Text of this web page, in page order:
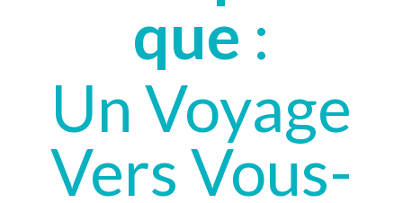
que :
Un Voyage
Vers Vous-